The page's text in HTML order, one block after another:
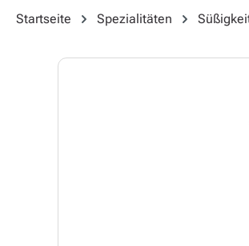
Startseite Spezialitäten
Bildergalerie überspringen